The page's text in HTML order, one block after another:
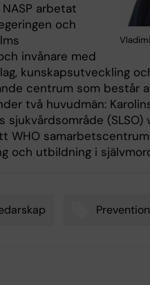
arbetat
och
invånare med
kunskapsutveckling
centrum som består
två huvudmän:
sjukvårdsområde (SLSO)
WHO
och utbildning i
Prevention